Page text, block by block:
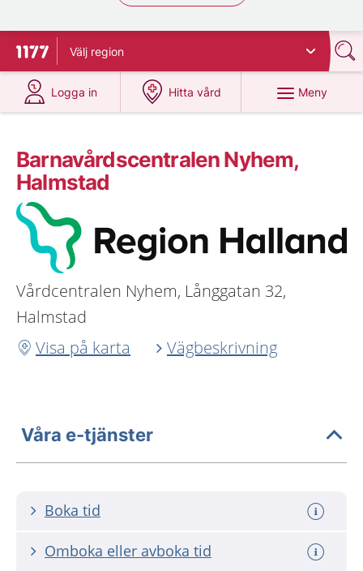
Till startsidan för 1177
Välj region
Logga in
på 1177.se
Hitta vård
på 1177.se
Meny
Barnavårdscentralen Nyhem,
Halmstad
Vårdcentralen Nyhem, Långgatan 32,
Halmstad
Visa på karta
Vägbeskrivning
Våra e-tjänster
Boka tid
Omboka eller avboka tid